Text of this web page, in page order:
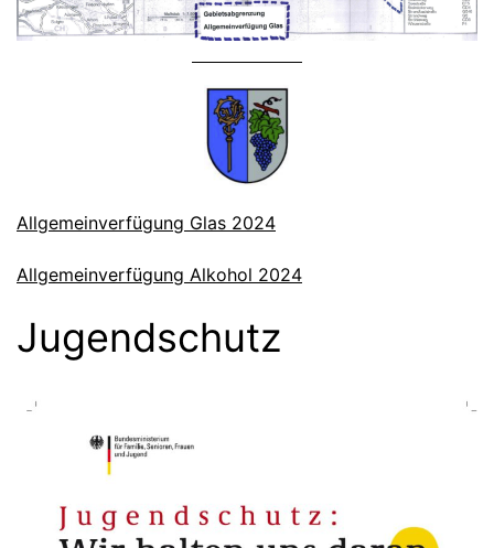
Allgemeinverfügung Glas 2024
Allgemeinverfügung Alkohol 2024
Jugendschutz